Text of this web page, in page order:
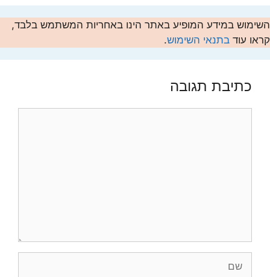
השימוש במידע המופיע באתר הינו באחריות המשתמש בלבד,
קראו עוד בתנאי השימוש.
כתיבת תגובה